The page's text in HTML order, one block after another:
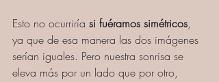
Esto no ocurriría si fuéramos simétricos,
ya que de esa manera las dos imágenes
serían iguales. Pero nuestra sonrisa se
eleva más por un lado que por otro,